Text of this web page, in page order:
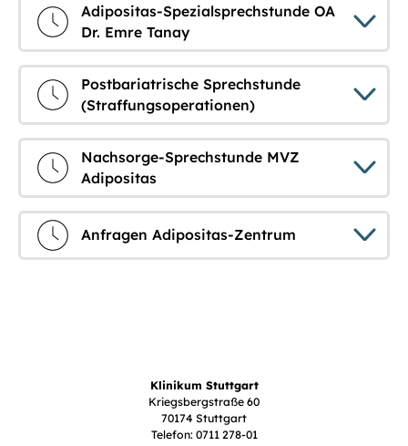
Adipositas-Spezialsprechstunde OA
Dr. Emre Tanay
Postbariatrische Sprechstunde
(Straffungsoperationen)
Nachsorge-Sprechstunde MVZ
Adipositas
Anfragen Adipositas-Zentrum
Klinikum Stuttgart
Kriegsbergstraße 60
70174 Stuttgart
Telefon: 0711 278-01